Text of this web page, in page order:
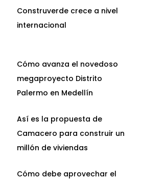
Construverde crece a nivel
internacional
Cómo avanza el novedoso
megaproyecto Distrito
Palermo en Medellín
Así es la propuesta de
Camacero para construir un
millón de viviendas
Cómo debe aprovechar el